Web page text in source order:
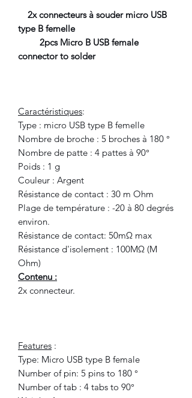
2x connecteurs à souder micro USB
type B femelle
2pcs Micro B USB female
connector to solder
Caractéristiques:
Type : micro USB type B femelle
Nombre de broche : 5 broches à 180 °
Nombre de patte : 4 pattes à 90°
Poids : 1 g
Couleur : Argent
Résistance de contact : 30 m Ohm
Plage de température : -20 à 80 degrés
environ.
Résistance de contact: 50mΩ max
Résistance d'isolement : 100MΩ (M
Ohm)
Contenu :
2x connecteur.
Features :
Type: Micro USB type B female
Number of pin: 5 pins to 180 °
Number of tab : 4 tabs to 90°